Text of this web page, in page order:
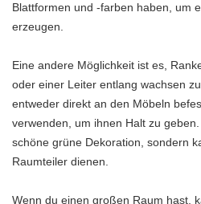
Blattformen und -farben haben, um
erzeugen.
Eine andere Möglichkeit ist es,
oder einer Leiter entlang wachsen
entweder direkt an den Möbeln
verwenden, um ihnen Halt zu
schöne grüne Dekoration, sondern
Raumteiler dienen.
Wenn du einen großen Raum hast,